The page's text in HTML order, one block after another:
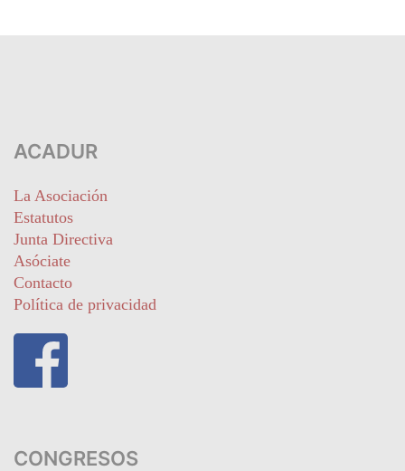
ACADUR
La Asociación
Estatutos
Junta Directiva
Asóciate
Contacto
Política de privacidad
CONGRESOS